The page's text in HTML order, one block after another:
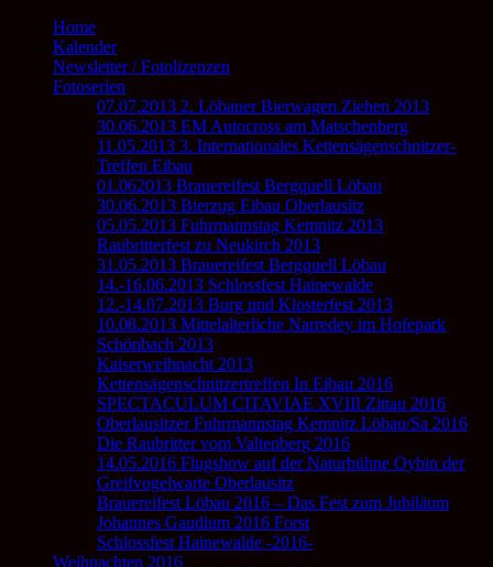
Home
Kalender
Newsletter / Fotolizenzen
Fotoserien
07.07.2013 2. Löbauer Bierwagen Ziehen 2013
30.06.2013 EM Autocross am Matschenberg
11.05.2013 3. Internationales Kettensägenschnitzer-
Treffen Eibau
01.062013 Brauereifest Bergquell Löbau
30.06.2013 Bierzug Eibau Oberlausitz
05.05.2013 Fuhrmannstag Kemnitz 2013
Raubritterfest zu Neukirch 2013
31.05.2013 Brauereifest Bergquell Löbau
14.-16.06.2013 Schlossfest Hainewalde
12.-14.07.2013 Burg und Klosterfest 2013
10.08.2013 Mittelalterliche Narredey im Hofepark
Schönbach 2013
Kaiserweihnacht 2013
Kettensägenschnitzertreffen In Eibau 2016
SPECTACULUM CITAVIAE XVIII Zittau 2016
Oberlausitzer Fuhrmannstag Kemnitz Löbau/Sa 2016
Die Raubritter vom Valtenberg 2016
14.05.2016 Flugshow auf der Naturbühne Oybin der
Greifvogelwarte Oberlausitz
Brauereifest Löbau 2016 – Das Fest zum Jubiläum
Johannes Gaudium 2016 Forst
Schlossfest Hainewalde -2016-
Weihnachten 2016